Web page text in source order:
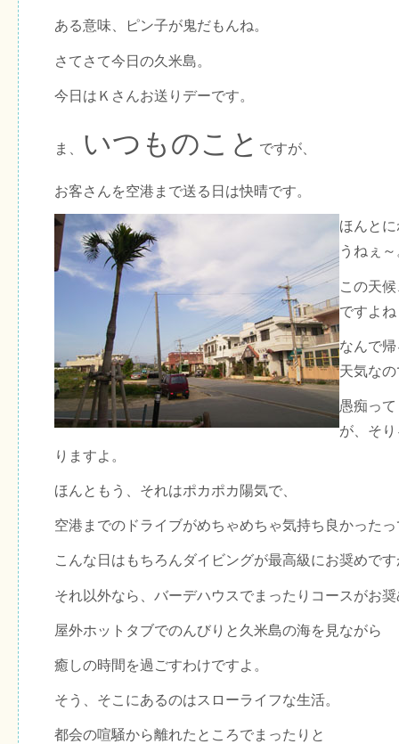
ある意味、ピン子が鬼だもんね。
さてさて今日の久米島。
今日はＫさんお送りデーです。
ま、 いつものこと ですが、
お客さんを空港まで送る日は快晴です。
ほんと
うねぇ
この天
ですよ
なんで
天気な
愚痴っ
が、そ
りますよ。
ほんともう、それはポカポカ陽気で、
空港までのドライブがめちゃめちゃ気持ち良かった
こんな日はもちろんダイビングが最高級にお奨めで
それ以外なら、バーデハウスでまったりコースがお
屋外ホットタブでのんびりと久米島の海を見ながら
癒しの時間を過ごすわけですよ。
そう、そこにあるのはスローライフな生活。
都会の喧騒から離れたところでまったりと